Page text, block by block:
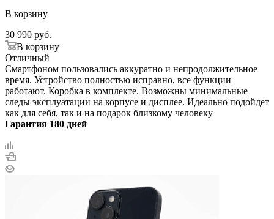
В корзину
30 990 руб.
В корзину
Отличный
Смартфоном пользовались аккуратно и непродолжительное
время. Устройство полностью исправно, все функции
работают. Коробка в комплекте. Возможны минимальные
следы эксплуатации на корпусе и дисплее. Идеально подойдет
как для себя, так и на подарок близкому человеку
Гарантия 180 дней